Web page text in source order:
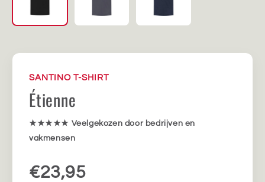
SANTINO T-SHIRT
Étienne
★★★★★ Veelgekozen door bedrijven en
vakmensen
€23,95